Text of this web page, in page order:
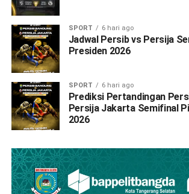
SPORT 6 hari ago
Jadwal Persib vs Persija
Presiden 2026
SPORT 6 hari ago
Prediksi Pertandingan
Persija Jakarta Semifinal
2026